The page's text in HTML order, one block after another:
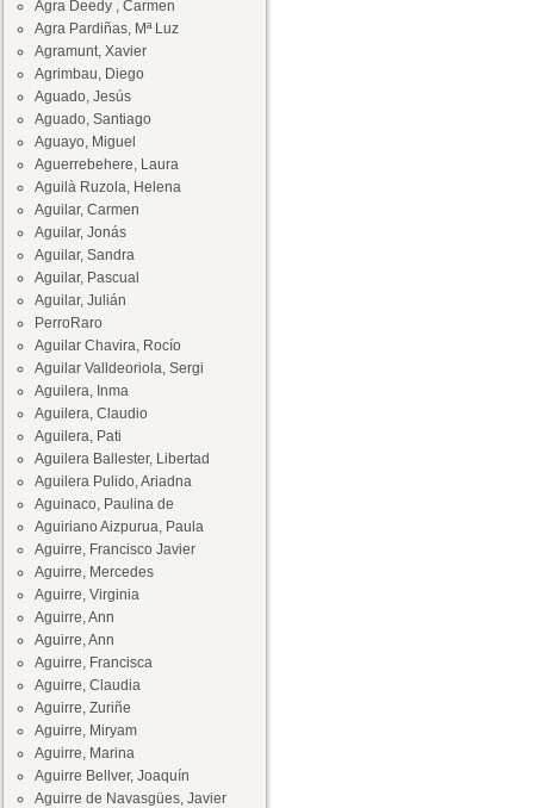
Agra Deedy , Carmen
Agra Pardiñas, Mª Luz
Agramunt, Xavier
Agrimbau, Diego
Aguado, Jesús
Aguado, Santiago
Aguayo, Miguel
Aguerrebehere, Laura
Aguilà Ruzola, Helena
Aguilar, Carmen
Aguilar, Jonás
Aguilar, Sandra
Aguilar, Pascual
Aguilar, Julián
PerroRaro
Aguilar Chavira, Rocío
Aguilar Valldeoriola, Sergi
Aguilera, Inma
Aguilera, Claudio
Aguilera, Pati
Aguilera Ballester, Libertad
Aguilera Pulido, Ariadna
Aguinaco, Paulina de
Aguiriano Aizpurua, Paula
Aguirre, Francisco Javier
Aguirre, Mercedes
Aguirre, Virginia
Aguirre, Ann
Aguirre, Ann
Aguirre, Francisca
Aguirre, Claudia
Aguirre, Zuriñe
Aguirre, Miryam
Aguirre, Marina
Aguirre Bellver, Joaquín
Aguirre de Navasgües, Javier